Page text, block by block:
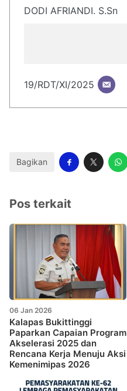
DODI AFRIANDI. S.Sn
19/RDT/XI/2025
Bagikan
Pos terkait
06 Jan 2026
Kalapas Bukittinggi
Paparkan Capaian Program
Akselerasi 2025 dan
Rencana Kerja Menuju Aksi
Kemenimipas 2026